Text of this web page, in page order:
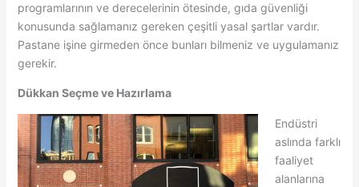
programlarının ve derecelerinin ötesinde, gıda güvenliği
konusunda sağlamanız gereken çeşitli yasal şartlar vardır.
Pastane işine girmeden önce bunları bilmeniz ve uygulamanız
gerekir.
Dükkan Seçme ve Hazırlama
Endüstri
aslında farklı
faaliyet
alanlarına